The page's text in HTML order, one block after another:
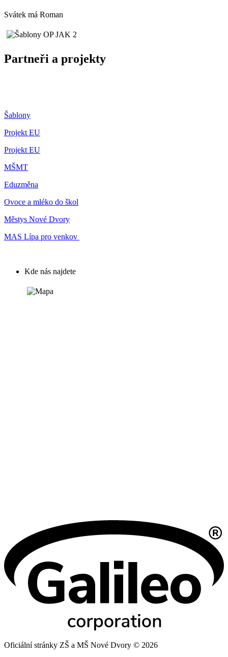
Svátek má Roman
Partneři a projekty
Šablony
Projekt EU
Projekt EU
MŠMT
Eduzměna
Ovoce a mléko do škol
Městys Nové Dvory
MAS Lípa pro venkov
Kde nás najdete
Oficiální stránky ZŠ a MŠ Nové Dvory © 2026